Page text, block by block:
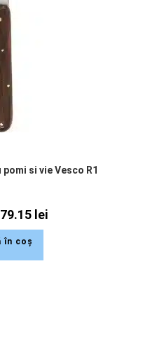
si vie Vesco R1
79.15 lei
în coș